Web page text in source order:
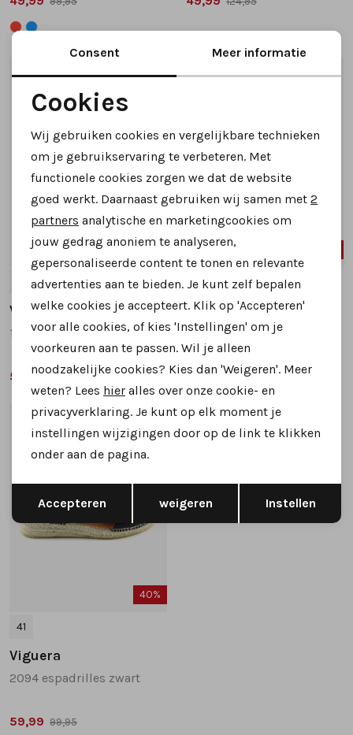
1/2
45%
39 40 41
Viguera
1654 espadrilles taupe
59,99 109,95
1/2
38
Viguera
1382 espadrilles taupe
59,99 99,95
40%
41
Viguera
2094 espadrilles zwart
59,99 99,95
Noodzakelijke cookies
Personalisatie cookies
Analytische cookies
Marketing cookies
Terug Opslaan
Consent Meer informatie
Cookies
Wij gebruiken cookies en vergelijkbare technieken
om je gebruikservaring te verbeteren. Met
functionele cookies zorgen we dat de website
goed werkt. Daarnaast gebruiken wij samen met 2
partners analytische en marketingcookies om
jouw gedrag anoniem te analyseren,
gepersonaliseerde content te tonen en relevante
advertenties aan te bieden. Je kunt zelf bepalen
welke cookies je accepteert. Klik op 'Accepteren'
voor alle cookies, of kies 'Instellingen' om je
voorkeuren aan te passen. Wil je alleen
noodzakelijke cookies? Kies dan 'Weigeren'. Meer
weten? Lees hier alles over onze cookie- en
privacyverklaring. Je kunt op elk moment je
instellingen wijzigingen door op de link te klikken
onder aan de pagina.
Accepteren weigeren Instellen